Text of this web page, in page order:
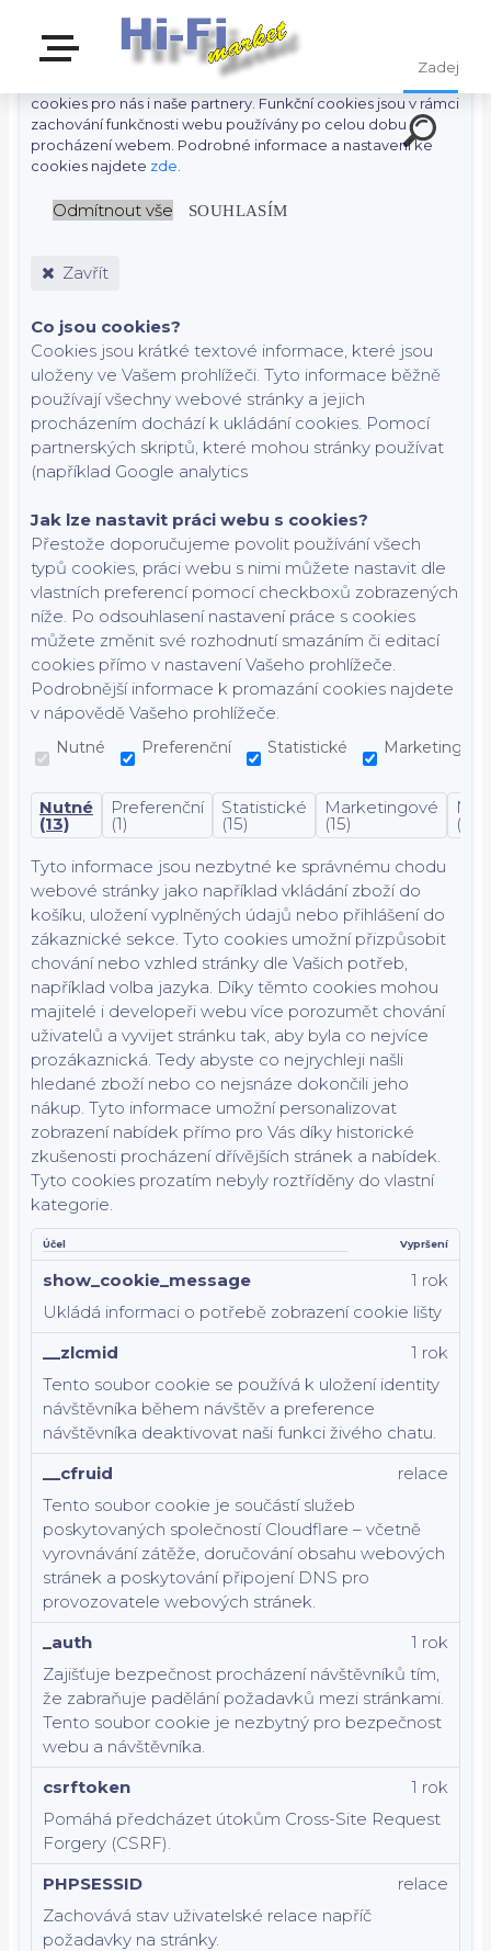
S cílem usnadnit uživatelům používat naše webové stránky
využíváme cookies. Kliknutím na tlačítko "OK" souhlasíte s
použitím preferenčních, statistických i marketingových
cookies pro nás i naše partnery. Funkční cookies jsou v rámci
zachování funkčnosti webu používány po celou dobu
procházení webem. Podrobné informace a nastavení ke
cookies najdete zde
Odmítnout vše SOUHLASÍM
Zavřít
Co jsou cookies?
Cookies jsou krátké textové informace, které jsou
uloženy ve Vašem prohlížeči. Tyto informace běžně
používají všechny webové stránky a jejich
procházením dochází k ukládání cookies. Pomocí
partnerských skriptů, které mohou stránky používat
(například Google analytics
Jak lze nastavit práci webu s cookies?
Přestože doporučujeme povolit používání všech
typů cookies, práci webu s nimi můžete nastavit dle
vlastních preferencí pomocí checkboxů zobrazených
níže. Po odsouhlasení nastavení práce s cookies
můžete změnit své rozhodnutí smazáním či editací
cookies přímo v nastavení Vašeho prohlížeče.
Podrobnější informace k promazání cookies najdete
v nápovědě Vašeho prohlížeče.
Nutné Preferenční Statistické Marketingové
Nutné
(13)
Preferenční
(1)
Statistické
(15)
Marketingové
(15) (7)
Tyto informace jsou nezbytné ke správnému chodu
webové stránky jako například vkládání zboží do
košíku, uložení vyplněných údajů nebo přihlášení do
zákaznické sekce. Tyto cookies umožní přizpůsobit
chování nebo vzhled stránky dle Vašich potřeb,
například volba jazyka. Díky těmto cookies mohou
majitelé i developeři webu více porozumět chování
uživatelů a vyvijet stránku tak, aby byla co nejvíce
prozákaznická. Tedy abyste co nejrychleji našli
hledané zboží nebo co nejsnáze dokončili jeho
nákup. Tyto informace umožní personalizovat
zobrazení nabídek přímo pro Vás díky historické
zkušenosti procházení dřívějších stránek a nabídek.
Tyto cookies prozatím nebyly roztříděny do vlastní
kategorie.
Účel Vypršení
show_cookie_message
Ukládá informaci o potřebě zobrazení cookie lišty
1 rok
__zlcmid
Tento soubor cookie se používá k uložení identity
návštěvníka během návštěv a preference
návštěvníka deaktivovat naši funkci živého chatu.
1 rok
__cfruid
Tento soubor cookie je součástí služeb
poskytovaných společností Cloudflare – včetně
vyrovnávání zátěže, doručování obsahu webových
stránek a poskytování připojení DNS pro
provozovatele webových stránek.
relace
_auth
Zajišťuje bezpečnost procházení návštěvníků tím,
že zabraňuje padělání požadavků mezi stránkami.
Tento soubor cookie je nezbytný pro bezpečnost
webu a návštěvníka.
1 rok
csrftoken
Pomáhá předcházet útokům Cross-Site Request
Forgery (CSRF).
1 rok
PHPSESSID
Zachovává stav uživatelské relace napříč
požadavky na stránky.
relace